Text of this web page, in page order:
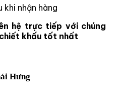
khi nhận hàng
hệ trực tiếp với chúng
khấu tốt nhất
Hưng